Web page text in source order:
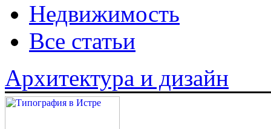
Недвижимость
Все статьи
Архитектура и дизайн